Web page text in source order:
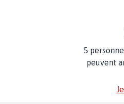
5
peuvent